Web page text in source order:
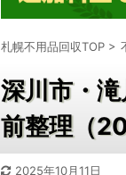
札幌不用品回収TOP >
深川市・
前整理（
2025年10月11日